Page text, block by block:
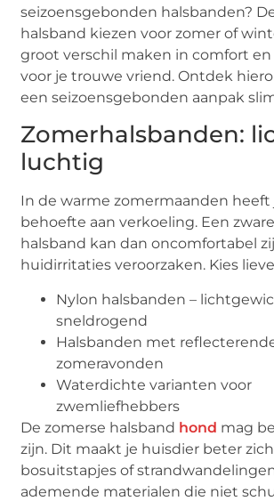
seizoensgebonden halsbanden?
halsband kiezen voor zomer of
groot verschil maken in comfort
voor je trouwe vriend. Ontdek
een seizoensgebonden aanpak
Zomerhalsbanden:
luchtig
In de warme zomermaanden heeft
behoefte aan verkoeling. Een
halsband kan dan oncomfortabel
huidirritaties veroorzaken. Kies
Nylon halsbanden –
sneldrogend
Halsbanden met
zomeravonden
Waterdichte varianten voor
zwemliefhebbers
De zomerse halsband hond mag
zijn. Dit maakt je huisdier beter
bosuitstapjes of
ademende materialen die niet